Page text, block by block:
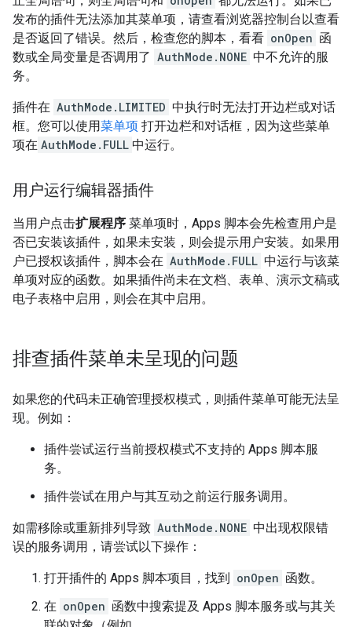
发布的插件无法添加其菜单项，请查看浏览器控制台以查看
是否返回了错误。然后，检查您的脚本，看看 onOpen 函
数或全局变量是否调用了 AuthMode.NONE 中不允许的服
务。
插件在 AuthMode.LIMITED 中执行时无法打开边栏或对话
框。您可以使用菜单项 打开边栏和对话框，因为这些菜单
项在 AuthMode.FULL 中运行。
用户运行编辑器插件
当用户点击扩展程序 菜单项时，Apps 脚本会先检查用户是
否已安装该插件，如果未安装，则会提示用户安装。如果用
户已授权该插件，脚本会在 AuthMode.FULL 中运行与该菜
单项对应的函数。如果插件尚未在文档、表单、演示文稿或
电子表格中启用，则会在其中启用。
排查插件菜单未呈现的问题
如果您的代码未正确管理授权模式，则插件菜单可能无法呈
现。例如：
插件尝试运行当前授权模式不支持的 Apps 脚本服
务。
插件尝试在用户与其互动之前运行服务调用。
如需移除或重新排列导致 AuthMode.NONE 中出现权限错
误的服务调用，请尝试以下操作：
打开插件的 Apps 脚本项目，找到 onOpen 函数。
在 onOpen 函数中搜索提及 Apps 脚本服务或与其关